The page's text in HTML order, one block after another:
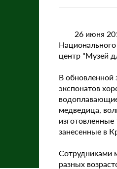
26 июня 2015
центр "Музей
В обновленной
экспонатов
медведица,
занесенные в
Сотрудниками
разных